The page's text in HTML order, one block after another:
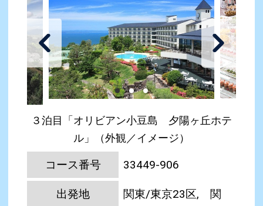
３泊目「オリビアン小豆島 夕陽ヶ丘ホテ
ル」（外観／イメージ）
コース番号 33449-906
出発地
関東/東京23区, 関